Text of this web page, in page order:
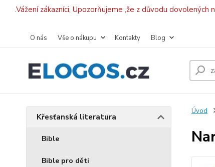
.Vážení zákazníci, Upozorňujeme ,že z důvodu
O nás Vše o nákupu Kontakty Blog
Křesťanská literatura
Bible
Bible pro děti
Úvod